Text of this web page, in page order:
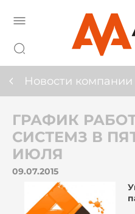
Новости компании
ГРАФИК
СИСТЕМЗ В
ИЮЛЯ
09.07.2015